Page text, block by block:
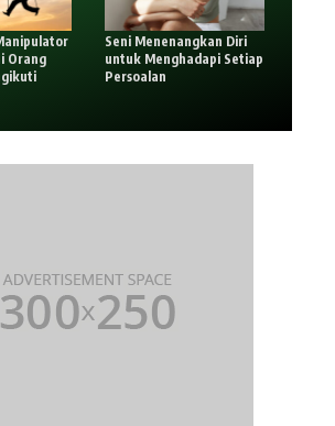
Orang
Seni Menenangkan Diri
untuk Menghadapi Setiap
Persoalan